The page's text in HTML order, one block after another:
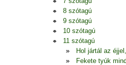
8 szótagú
9 szótagú
10 szótagú
11 szótagú
Hol jártál az
Fekete tyúk